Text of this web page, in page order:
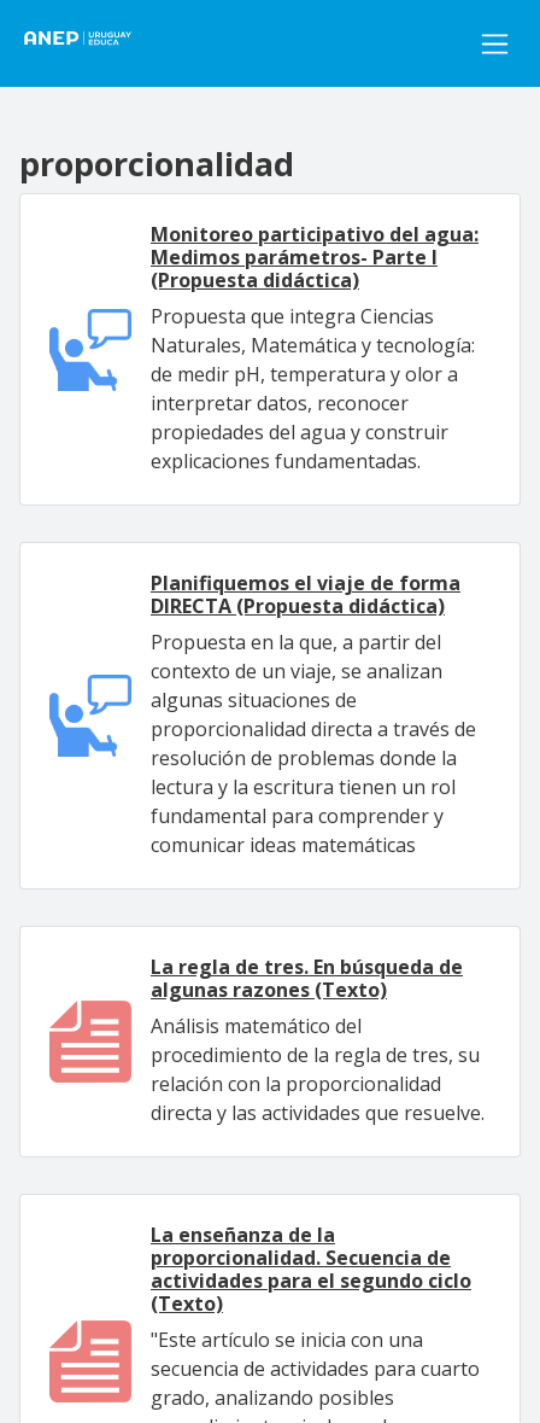
proporcionalidad
Monitoreo participativo del agua:
Medimos parámetros- Parte I
(Propuesta didáctica)
Propuesta que integra Ciencias
Naturales, Matemática y tecnología:
de medir pH, temperatura y olor a
interpretar datos, reconocer
propiedades del agua y construir
explicaciones fundamentadas.
Planifiquemos el viaje de forma
DIRECTA (Propuesta didáctica)
Propuesta en la que, a partir del
contexto de un viaje, se analizan
algunas situaciones de
proporcionalidad directa a través de
resolución de problemas donde la
lectura y la escritura tienen un rol
fundamental para comprender y
comunicar ideas matemáticas
La regla de tres. En búsqueda de
algunas razones (Texto)
Análisis matemático del
procedimiento de la regla de tres, su
relación con la proporcionalidad
directa y las actividades que resuelve.
La enseñanza de la
proporcionalidad. Secuencia de
actividades para el segundo ciclo
(Texto)
"Este artículo se inicia con una
secuencia de actividades para cuarto
grado, analizando posibles